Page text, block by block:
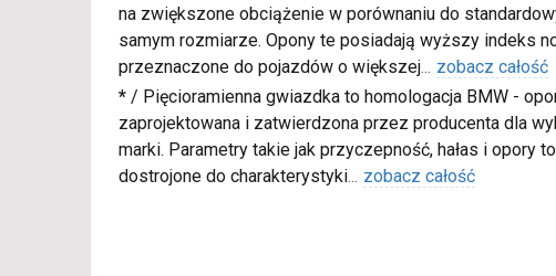
na zwiększone obciążenie w porównaniu do
samym rozmiarze. Opony te posiadają wyższy indeks
przeznaczone do pojazdów o większej... zobacz całość
* / Pięcioramienna gwiazdka to homologacja BMW -
zaprojektowana i zatwierdzona przez producenta dla
marki. Parametry takie jak przyczepność, hałas i opory
dostrojone do charakterystyki... zobacz całość